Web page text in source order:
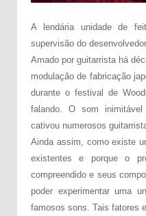
A lendária unidade de
supervisão do
Amado por guitarrista há
modulação de fabricação
durante o festival de
falando. O som
cativou numerosos
Ainda assim, como existe
existentes e porque o
compreendido e seus
poder experimentar uma
famosos sons. Tais fatores